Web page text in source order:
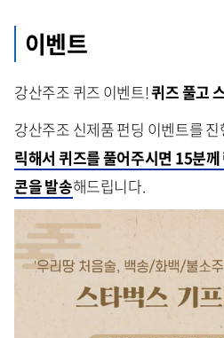
이벤트
강산주조 퀴즈 이벤트!퀴즈 풀고
강산주조 신제품 펀딩 이벤트를
릭해서 퀴즈를 풀어주시면 15분
콘을 발송해드립니다.